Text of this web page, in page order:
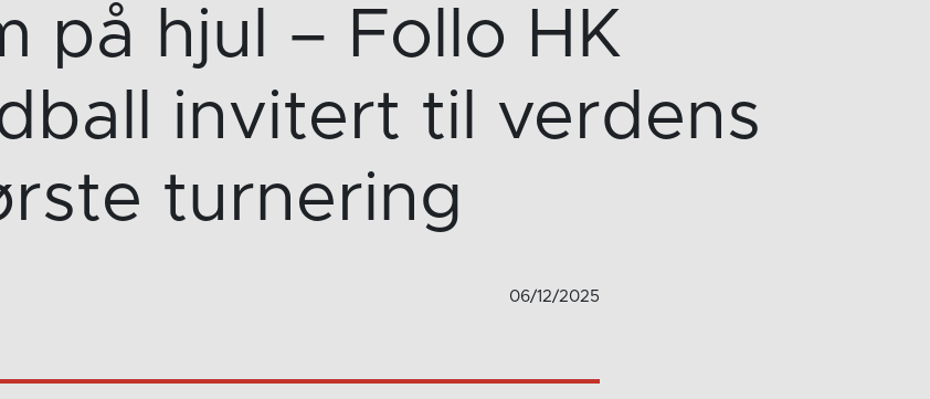
på hjul – Follo HK
invitert til verdens
turnering
06/12/2025